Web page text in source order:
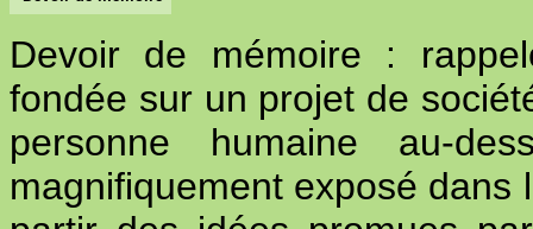
Devoir de mémoire :
fondée sur un projet de
personne humaine au-
magnifiquement exposé dans